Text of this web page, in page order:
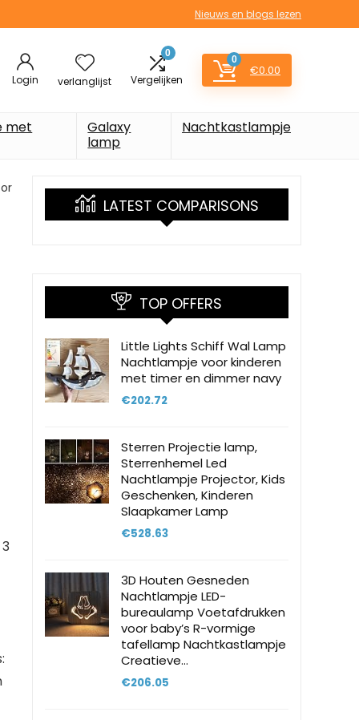
Nieuws en blogs lezen
Login verlanglijst
0
Vergelijken
0
€0.00
met
Galaxy
lamp
Nachtkastlampje
LATEST COMPARISONS
TOP OFFERS
Little Lights Schiff Wal Lamp
Nachtlampje voor kinderen
met timer en dimmer navy
€202.72
Sterren Projectie lamp,
Sterrenhemel Led
Nachtlampje Projector, Kids
Geschenken, Kinderen
Slaapkamer Lamp
€528.63
3D Houten Gesneden
Nachtlampje LED-
bureaulamp Voetafdrukken
voor baby’s R-vormige
tafellamp Nachtkastlampje
Creatieve…
€206.05